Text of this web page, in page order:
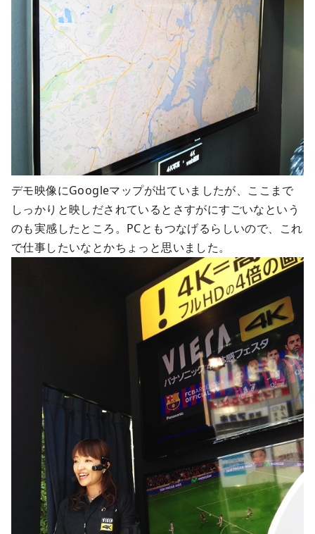
デモ映像にGoogleマップが出ていましたが、ここまで
しっかりと映しだされているとさすがにすごいなという
のも実感したところ。PCともつなげるらしいので、これ
で仕事したいなとかちょっと思いました。